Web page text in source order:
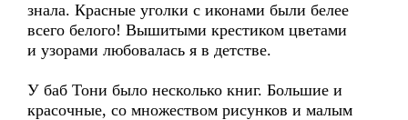
знала. Красные уголки с иконами были белее
всего белого! Вышитыми крестиком цветами
и узорами любовалась я в детстве.
У баб Тони было несколько книг. Большие и
красочные, со множеством рисунков и малым